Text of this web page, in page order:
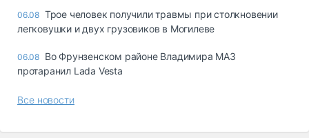
06.08 Трое человек получили травмы при столкновении
легковушки и двух грузовиков в Могилеве
06.08 Во Фрунзенском районе Владимира МАЗ
протаранил Lada Vesta
Все новости